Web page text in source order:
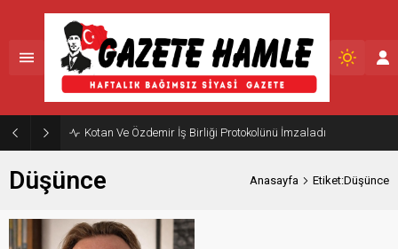
Kotan Ve Özdemir İş Birliği Protokolünü İmzaladı
Düşünce Anasayfa Etiket:Düşünce